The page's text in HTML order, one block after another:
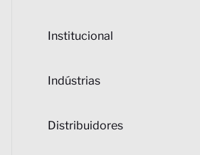
Institucional
Indústrias
Distribuidores